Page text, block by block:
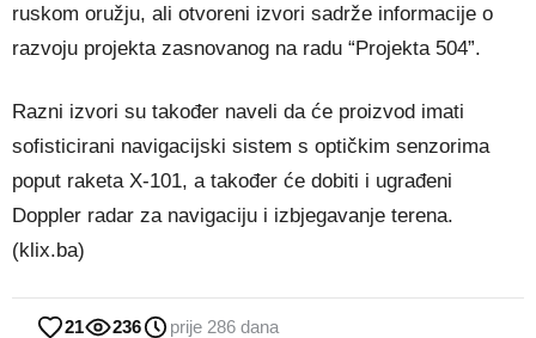
ruskom oružju, ali otvoreni izvori sadrže informacije o
razvoju projekta zasnovanog na radu “Projekta 504”.
Razni izvori su također naveli da će proizvod imati
sofisticirani navigacijski sistem s optičkim senzorima
poput raketa X-101, a također će dobiti i ugrađeni
Doppler radar za navigaciju i izbjegavanje terena.
(klix.ba)
21 236 prije 286 dana